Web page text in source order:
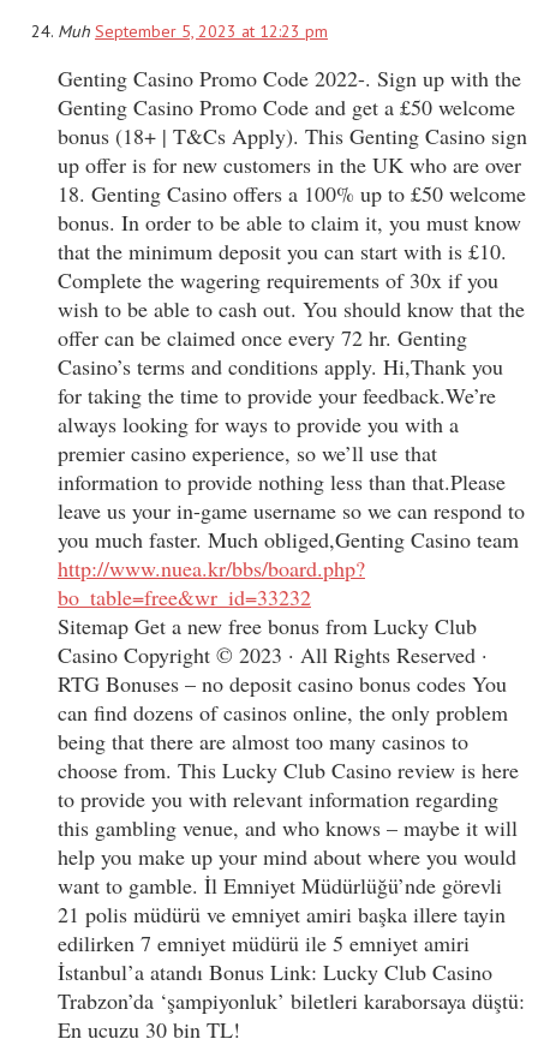
Muh September 5, 2023 at 12:23 pm
Genting Casino Promo Code 2022-. Sign up with the
Genting Casino Promo Code and get a £50 welcome
bonus (18+ | T&Cs Apply). This Genting Casino sign
up offer is for new customers in the UK who are over
18. Genting Casino offers a 100% up to £50 welcome
bonus. In order to be able to claim it, you must know
that the minimum deposit you can start with is £10.
Complete the wagering requirements of 30x if you
wish to be able to cash out. You should know that the
offer can be claimed once every 72 hr. Genting
Casino’s terms and conditions apply. Hi,Thank you
for taking the time to provide your feedback.We’re
always looking for ways to provide you with a
premier casino experience, so we’ll use that
information to provide nothing less than that.Please
leave us your in-game username so we can respond to
you much faster. Much obliged,Genting Casino team
http://www.nuea.kr/bbs/board.php?
bo_table=free&wr_id=33232
Sitemap Get a new free bonus from Lucky Club
Casino Copyright © 2023 · All Rights Reserved ·
RTG Bonuses – no deposit casino bonus codes You
can find dozens of casinos online, the only problem
being that there are almost too many casinos to
choose from. This Lucky Club Casino review is here
to provide you with relevant information regarding
this gambling venue, and who knows – maybe it will
help you make up your mind about where you would
want to gamble. İl Emniyet Müdürlüğü’nde görevli
21 polis müdürü ve emniyet amiri başka illere tayin
edilirken 7 emniyet müdürü ile 5 emniyet amiri
İstanbul’a atandı Bonus Link: Lucky Club Casino
Trabzon’da ‘şampiyonluk’ biletleri karaborsaya düştü:
En ucuzu 30 bin TL!